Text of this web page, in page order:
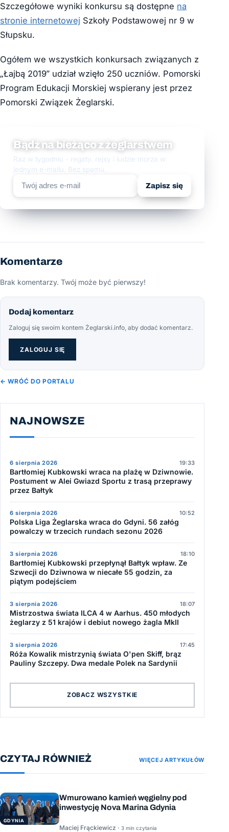
Szczegółowe wyniki konkursu są dostępne na
stronie internetowej Szkoły Podstawowej nr 9 w
Słupsku.
Ogółem we wszystkich konkursach związanych z
„Łajbą 2019” udział wzięło 250 uczniów. Pomorski
Program Edukacji Morskiej wspierany jest przez
Pomorski Związek Żeglarski.
Bądź na bieżąco z żeglarstwem
Raz w tygodniu - regaty, rejsy i ludzie morza w
jednym e-mailu. Bez spamu.
Zapisz się
Komentarze
Brak komentarzy. Twój może być pierwszy!
Dodaj komentarz
Zaloguj się swoim kontem Żeglarski.info, aby dodać komentarz.
ZALOGUJ SIĘ
← WRÓĆ DO PORTALU
NAJNOWSZE
6 sierpnia 2026 19:33
Bartłomiej Kubkowski wraca na plażę w Dziwnowie.
Postument w Alei Gwiazd Sportu z trasą przeprawy
przez Bałtyk
6 sierpnia 2026 10:52
Polska Liga Żeglarska wraca do Gdyni. 56 załóg
powalczy w trzecich rundach sezonu 2026
3 sierpnia 2026 18:10
Bartłomiej Kubkowski przepłynął Bałtyk wpław. Ze
Szwecji do Dziwnowa w niecałe 55 godzin, za
piątym podejściem
3 sierpnia 2026 18:07
Mistrzostwa świata ILCA 4 w Aarhus. 450 młodych
żeglarzy z 51 krajów i debiut nowego żagla MkII
3 sierpnia 2026 17:45
Róża Kowalik mistrzynią świata O'pen Skiff, brąz
Pauliny Szczepy. Dwa medale Polek na Sardynii
ZOBACZ WSZYSTKIE
CZYTAJ RÓWNIEŻ WIĘCEJ ARTYKUŁÓW
GDYNIA
Wmurowano kamień węgielny pod
inwestycję Nova Marina Gdynia
Maciej Frąckiewicz · 3 min czytania